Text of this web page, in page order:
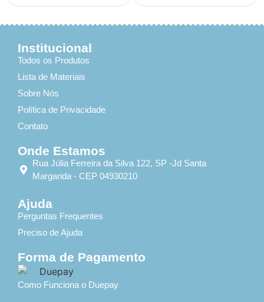
Institucional
Todos os Produtos
Lista de Materiais
Sobre Nós
Política de Privacidade
Contato
Onde Estamos
Rua Júlia Ferreira da Silva 122, SP -Jd Santa
Margarida - CEP 04930210
Ajuda
Perguntas Frequentes
Preciso de Ajuda
Forma de Pagamento
Como Funciona o Duepay